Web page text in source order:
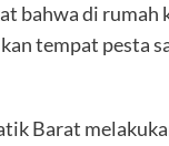
bahwa di rumah
tempat pesta
Barat